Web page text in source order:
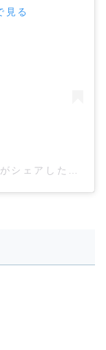
る
ビール好きオンナ(@mirai_9686)がシェアした投稿